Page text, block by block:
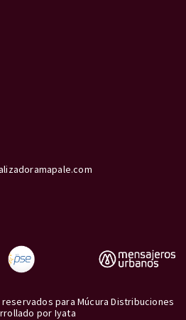
para Múcura Distribuciones
por Iyata